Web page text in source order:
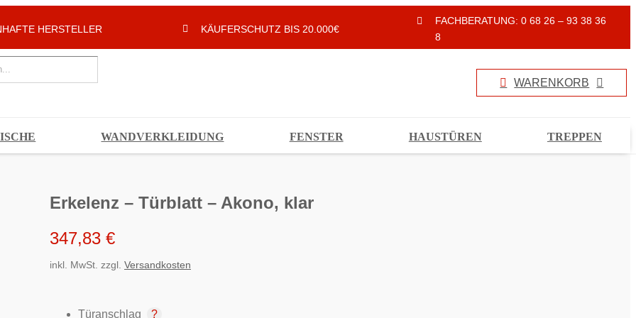
HERSTELLER KÄUFERSCHUTZ BIS 20.000€
FACHBERATUNG: 0 68 26 – 93 38 36
8
WARENKORB
WANDVERKLEIDUNG FENSTER HAUSTÜREN TREPPEN
Erkelenz – Türblatt – Akono, klar
347,83 €
inkl. MwSt. zzgl. Versandkosten
Türanschlag